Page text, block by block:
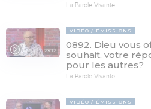
La Parole Vivante
29:12
VIDÉO ÉMISSIONS
0892. Dieu vous
souhait, votre
pour les autres?
La Parole Vivante
VIDÉO ÉMISSIONS